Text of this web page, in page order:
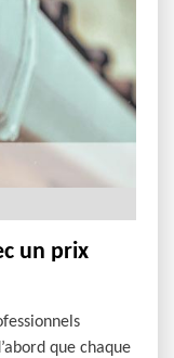
un prix
que chaque